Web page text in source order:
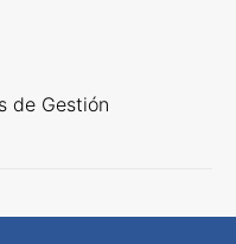
de Gestión